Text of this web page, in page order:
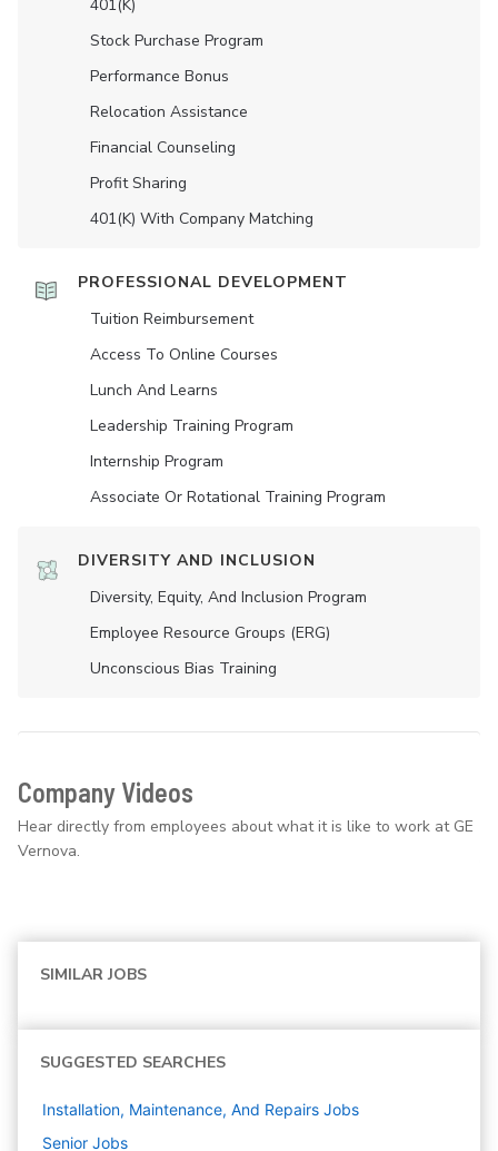
401(K)
Stock Purchase Program
Performance Bonus
Relocation Assistance
Financial Counseling
Profit Sharing
401(K) With Company Matching
PROFESSIONAL DEVELOPMENT
Tuition Reimbursement
Access To Online Courses
Lunch And Learns
Leadership Training Program
Internship Program
Associate Or Rotational Training Program
DIVERSITY AND INCLUSION
Diversity, Equity, And Inclusion Program
Employee Resource Groups (ERG)
Unconscious Bias Training
Company Videos
Hear directly from employees about what it is like to work at GE
Vernova.
SIMILAR JOBS
SUGGESTED SEARCHES
Installation, Maintenance, And Repairs Jobs
Senior Jobs